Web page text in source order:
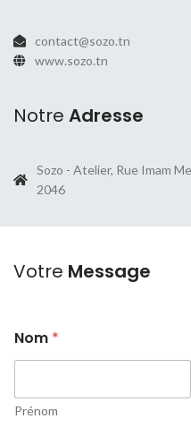
contact@sozo.tn
www.sozo.tn
Notre Adresse
Sozo - Atelier, Rue Imam
2046
Votre Message
Nom *
Prénom